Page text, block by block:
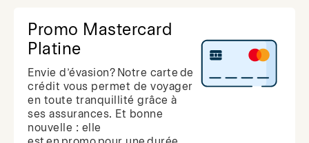
Promo Mastercard
Platine
Envie d’évasion? Notre carte de
crédit vous permet de voyager
en toute tranquillité grâce à
ses assurances. Et bonne
nouvelle : elle